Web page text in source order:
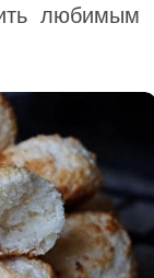
любимым